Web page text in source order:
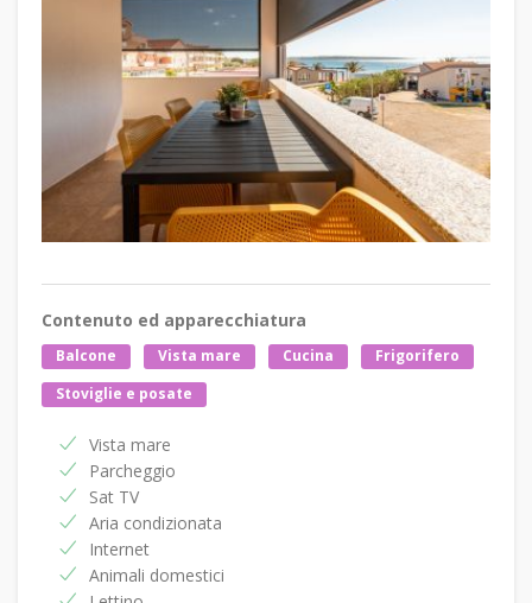
Contenuto ed apparecchiatura
Balcone Vista mare Cucina
Frigorifero
Stoviglie e posate
Vista mare
Parcheggio
Sat TV
Aria condizionata
Internet
Animali domestici